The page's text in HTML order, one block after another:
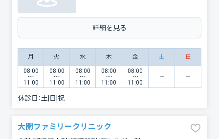
詳細を見る
月 火 水 木 金 土 日
08:00
〜
11:00
08:00
〜
11:00
08:00
〜
11:00
08:00
〜
11:00
08:00
〜
11:00
休診日：土|日|祝
大開ファミリークリニック